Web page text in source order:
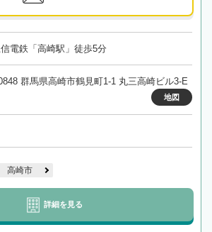
電鉄「高崎駅」徒歩5分
群馬県高崎市鶴見町1-1 丸三高崎ビル3-E
地図
高崎市
詳細を見る